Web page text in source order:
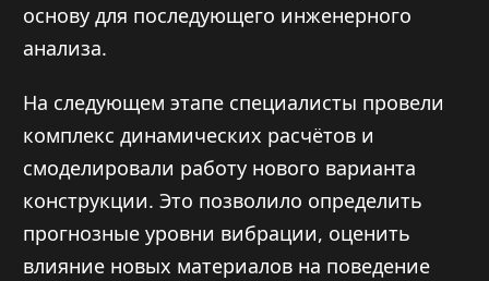
основу для последующего инженерного
анализа.
На следующем этапе специалисты провели
комплекс динамических расчётов и
смоделировали работу нового варианта
конструкции. Это позволило определить
прогнозные уровни вибрации, оценить
влияние новых материалов на поведение